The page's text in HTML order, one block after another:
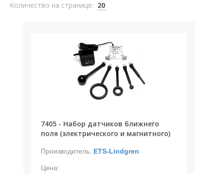
Количество на странице: 20
7405 - Набор датчиков ближнего
поля (электрического и магнитного)
Производитель: ETS-Lindgren
Цена: